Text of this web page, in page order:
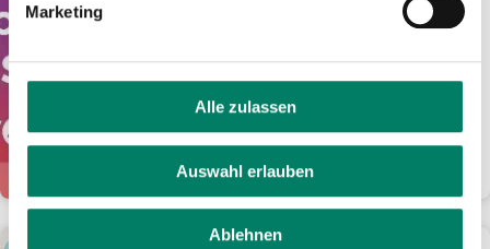
Marketing
Alle zulassen
Auswahl erlauben
Ablehnen
frühsommerliche Fahrten
Aktion ihre Tarifreformen und wollen
den Luftlinientarif noch bekannter
machen
WEITERLESEN